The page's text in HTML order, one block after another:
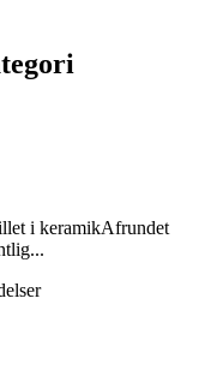
i keramikAfrundet